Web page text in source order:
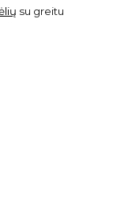
su greitu